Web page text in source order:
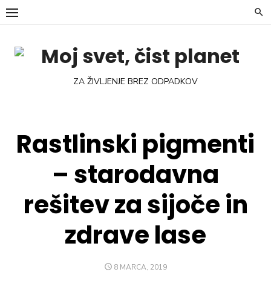
Skip
ZA ŽIVLJENJE BREZ ODPADKOV
Rastlinski pigmenti
– starodavna
rešitev za sijoče in
zdrave lase
POSTED
8 MARCA, 2019